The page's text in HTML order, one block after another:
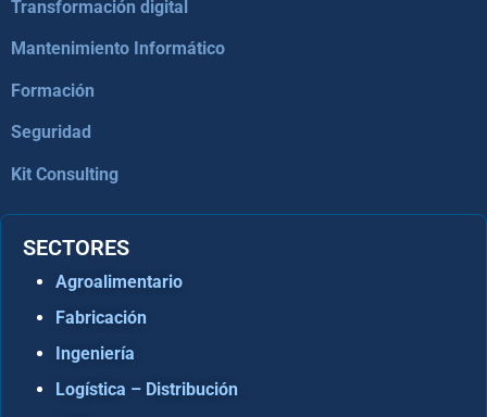
Transformación digital
Mantenimiento Informático
Formación
Seguridad
Kit Consulting
SECTORES
Agroalimentario
Fabricación
Ingeniería
Logística – Distribución